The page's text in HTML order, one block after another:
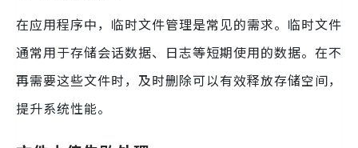
在应用程序中，临时文件管理是常见的需求。临时文件
通常用于存储会话数据、日志等短期使用的数据。在不
再需要这些文件时，及时删除可以有效释放存储空间，
提升系统性能。